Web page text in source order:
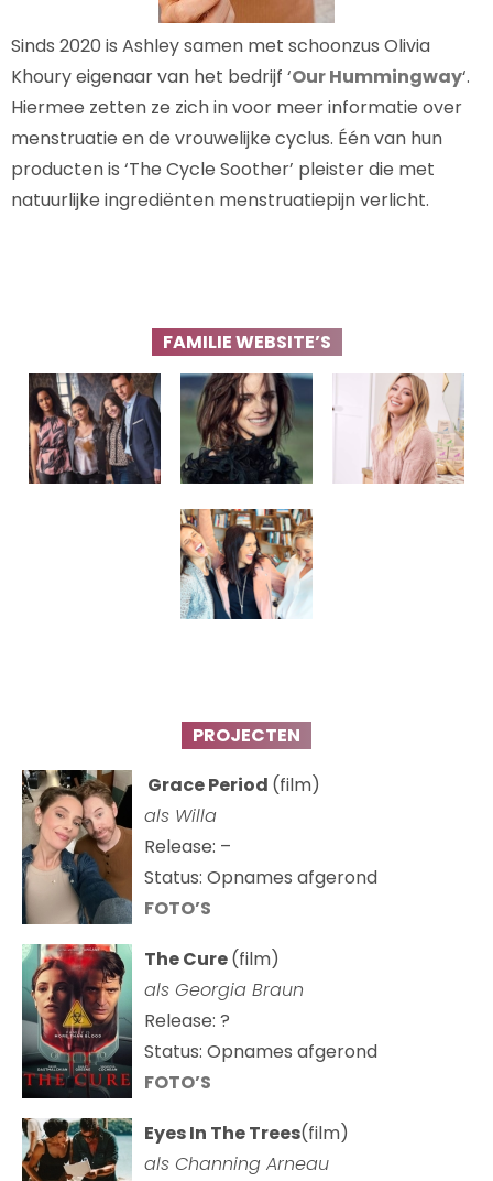
Sinds 2020 is Ashley samen met schoonzus Olivia
Khoury eigenaar van het bedrijf ‘Our Hummingway‘.
Hiermee zetten ze zich in voor meer informatie over
menstruatie en de vrouwelijke cyclus. Één van hun
producten is ‘The Cycle Soother’ pleister die met
natuurlijke ingrediënten menstruatiepijn verlicht.
FAMILIE WEBSITE’S
PROJECTEN
Grace Period (film)
als Willa
Release: –
Status: Opnames afgerond
FOTO’S
The Cure(film)
als Georgia Braun
Release: ?
Status: Opnames afgerond
FOTO’S
Eyes In The Trees(film)
als Channing Arneau